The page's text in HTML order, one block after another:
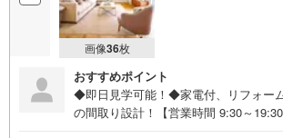
画像36枚
おすすめポイント
◆即日見学可能！◆家電付、リフォー
の間取り設計！【営業時間 9:30～